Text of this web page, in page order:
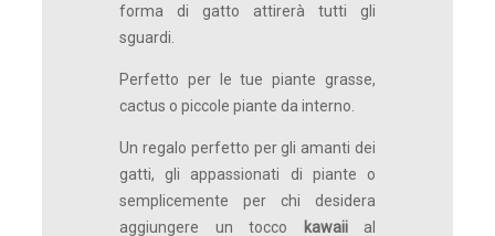
forma di gatto attirerà tutti gli
sguardi.
Perfetto per le tue piante grasse,
cactus o piccole piante da interno.
Un regalo perfetto per gli amanti dei
gatti, gli appassionati di piante o
semplicemente per chi desidera
aggiungere un tocco kawaiial